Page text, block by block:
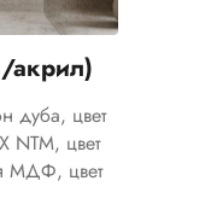
акрил)
дуба, цвет
NTM, цвет
МДФ, цвет